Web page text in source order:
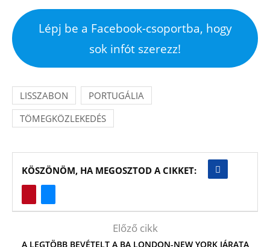
Lépj be a Facebook-csoportba, hogy
sok infót szerezz!
LISSZABON
PORTUGÁLIA
TÖMEGKÖZLEKEDÉS
KÖSZÖNÖM, HA MEGOSZTOD A CIKKET:
Előző cikk
A LEGTÖBB BEVÉTELT A BA LONDON-NEW YORK JÁRATA